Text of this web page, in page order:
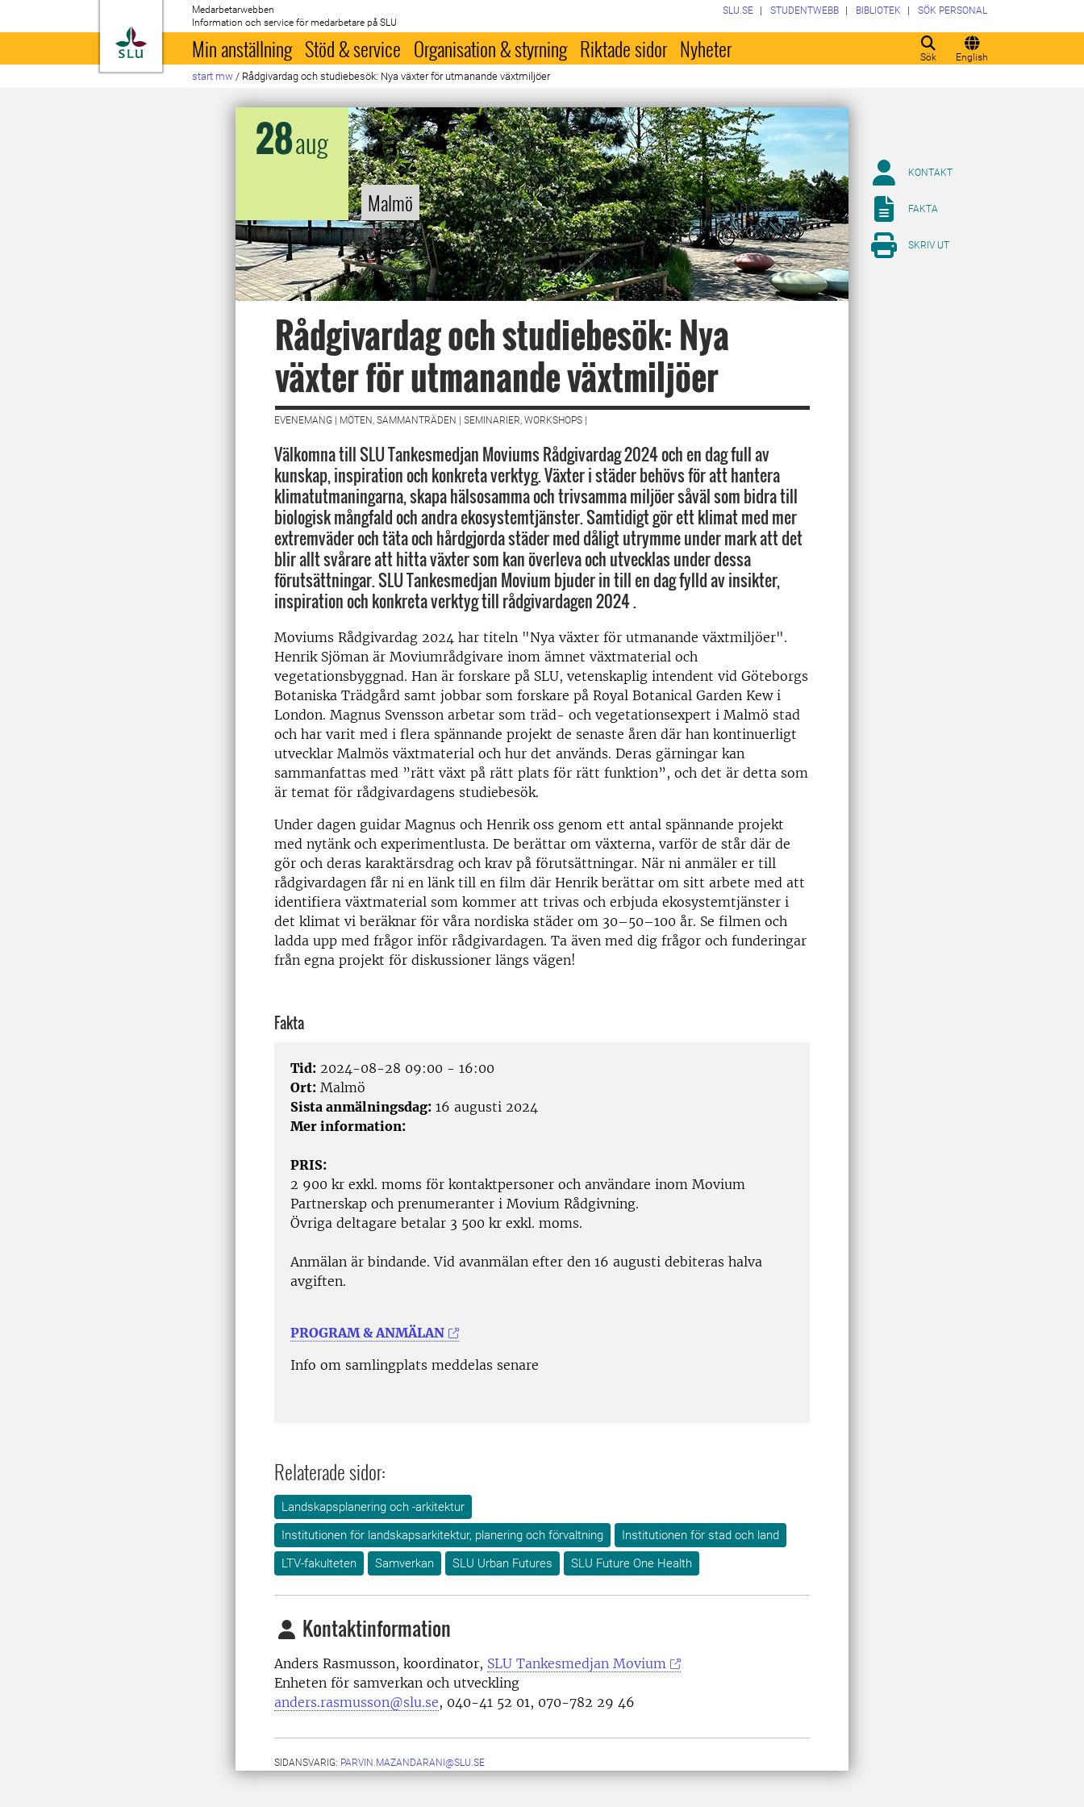
Till startsida
Medarbetarwebben
Information och service för medarbetare på SLU
Sök English
SLU.SE STUDENTWEBB BIBLIOTEK SÖK PERSONAL
Min anställning Stöd & service Organisation & styrning Riktade sidor Nyheter
start mw / Rådgivardag och studiebesök: Nya växter för utmanande växtmiljöer
28aug
Malmö
Rådgivardag och studiebesök: Nya
växter för utmanande växtmiljöer
EVENEMANG | MÖTEN, SAMMANTRÄDEN | SEMINARIER, WORKSHOPS |
Välkomna till SLU Tankesmedjan Moviums Rådgivardag 2024 och en dag full av
kunskap, inspiration och konkreta verktyg. Växter i städer behövs för att hantera
klimatutmaningarna, skapa hälsosamma och trivsamma miljöer såväl som bidra till
biologisk mångfald och andra ekosystemtjänster. Samtidigt gör ett klimat med mer
extremväder och täta och hårdgjorda städer med dåligt utrymme under mark att det
blir allt svårare att hitta växter som kan överleva och utvecklas under dessa
förutsättningar. SLU Tankesmedjan Movium bjuder in till en dag fylld av insikter,
inspiration och konkreta verktyg till rådgivardagen 2024 .
Moviums Rådgivardag 2024 har titeln "Nya växter för utmanande växtmiljöer".
Henrik Sjöman är Moviumrådgivare inom ämnet växtmaterial och
vegetationsbyggnad. Han är forskare på SLU, vetenskaplig intendent vid Göteborgs
Botaniska Trädgård samt jobbar som forskare på Royal Botanical Garden Kew i
London. Magnus Svensson arbetar som träd- och vegetationsexpert i Malmö stad
och har varit med i flera spännande projekt de senaste åren där han kontinuerligt
utvecklar Malmös växtmaterial och hur det används. Deras gärningar kan
sammanfattas med ”rätt växt på rätt plats för rätt funktion”, och det är detta som
är temat för rådgivardagens studiebesök.
Under dagen guidar Magnus och Henrik oss genom ett antal spännande projekt
med nytänk och experimentlusta. De berättar om växterna, varför de står där de
gör och deras karaktärsdrag och krav på förutsättningar. När ni anmäler er till
rådgivardagen får ni en länk till en film där Henrik berättar om sitt arbete med att
identifiera växtmaterial som kommer att trivas och erbjuda ekosystemtjänster i
det klimat vi beräknar för våra nordiska städer om 30–50–100 år. Se filmen och
ladda upp med frågor inför rådgivardagen. Ta även med dig frågor och funderingar
från egna projekt för diskussioner längs vägen!
Fakta
Tid: 2024-08-28 09:00 - 16:00
Ort: Malmö
Sista anmälningsdag: 16 augusti 2024
Mer information:
PRIS:
2 900 kr exkl. moms för kontaktpersoner och användare inom Movium
Partnerskap och prenumeranter i Movium Rådgivning.
Övriga deltagare betalar 3 500 kr exkl. moms.
Anmälan är bindande. Vid avanmälan efter den 16 augusti debiteras halva
avgiften.
PROGRAM & ANMÄLAN
Info om samlingplats meddelas senare
Relaterade sidor:
Landskapsplanering och -arkitektur
Institutionen för landskapsarkitektur, planering och förvaltning
Institutionen för stad och land
LTV-fakulteten
Samverkan SLU Urban Futures SLU Future One Health
Kontaktinformation
Anders Rasmusson, koordinator, SLU Tankesmedjan Movium
Enheten för samverkan och utveckling
anders.rasmusson@slu.se, 040-41 52 01, 070-782 29 46
SIDANSVARIG: PARVIN.MAZANDARANI@SLU.SE
KONTAKT
FAKTA
SKRIV UT